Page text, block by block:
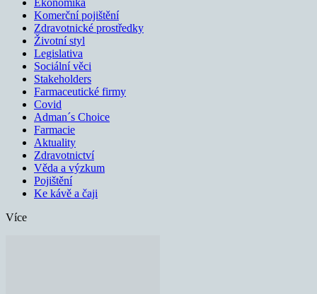
Komerční pojištění
Zdravotnické prostředky
Životní styl
Legislativa
Sociální věci
Stakeholders
Farmaceutické firmy
Covid
Adman´s Choice
Farmacie
Aktuality
Zdravotnictví
Věda a výzkum
Pojištění
Ke kávě a čaji
Více